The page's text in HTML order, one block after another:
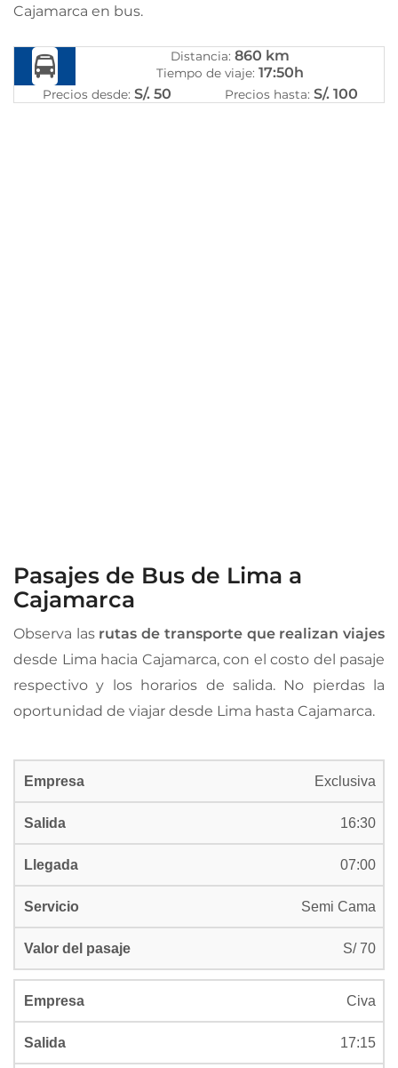
Cajamarca en bus.
Distancia: 860 km
Tiempo de viaje: 17:50h
Precios desde: S/. 50 Precios hasta: S/. 100
Pasajes de Bus de Lima a
Cajamarca
Observa lasrutas de transporte que realizan viajes
desde Lima hacia Cajamarca, con el costo del pasaje
respectivo y los horarios de salida. No pierdas la
oportunidad de viajar desde Lima hasta Cajamarca.
Exclusiva
16:30
07:00
Semi Cama
S/ 70
Civa
17:15